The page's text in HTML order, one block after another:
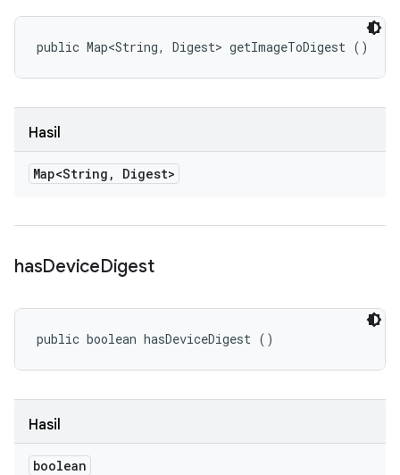
public Map<String, Digest> getImageToDigest ()
Hasil
Map<String , Digest>
hasDeviceDigest
public boolean hasDeviceDigest ()
Hasil
boolean